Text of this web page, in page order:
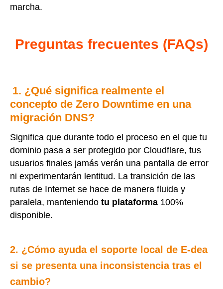
marcha.
Preguntas frecuentes (FAQs)
1. ¿Qué significa realmente el
concepto de Zero Downtime en una
migración DNS?
Significa que durante todo el proceso en el que tu
dominio pasa a ser protegido por Cloudflare, tus
usuarios finales jamás verán una pantalla de error
ni experimentarán lentitud. La transición de las
rutas de Internet se hace de manera fluida y
paralela, manteniendo tu plataforma 100%
disponible.
2. ¿Cómo ayuda el soporte local de E-dea
si se presenta una inconsistencia tras el
cambio?